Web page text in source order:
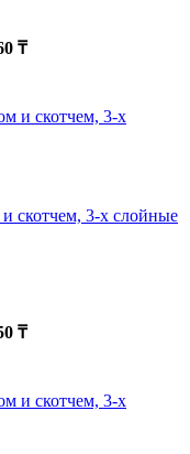
₸
скотчем, 3-х слойные
₸